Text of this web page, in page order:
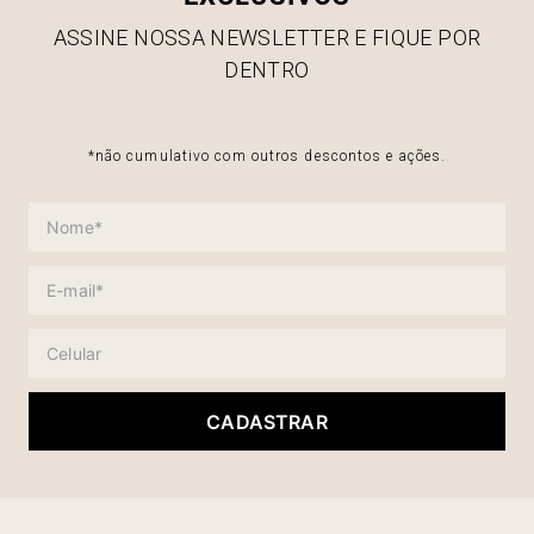
ASSINE NOSSA NEWSLETTER E FIQUE POR
DENTRO
*não cumulativo com outros descontos e ações.
CADASTRAR